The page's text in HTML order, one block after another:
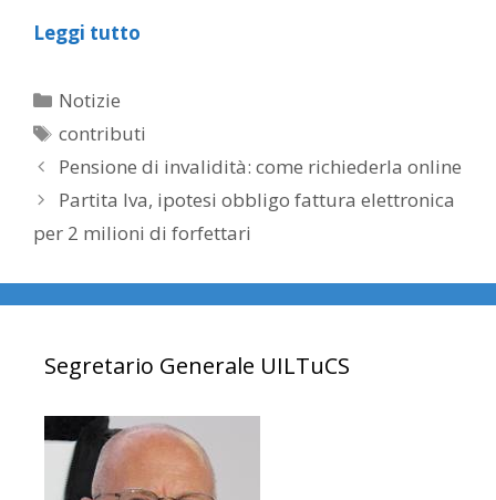
Leggi tutto
Categorie
Notizie
Tag
contributi
Pensione di invalidità: come richiederla online
Partita Iva, ipotesi obbligo fattura elettronica
per 2 milioni di forfettari
Segretario Generale UILTuCS